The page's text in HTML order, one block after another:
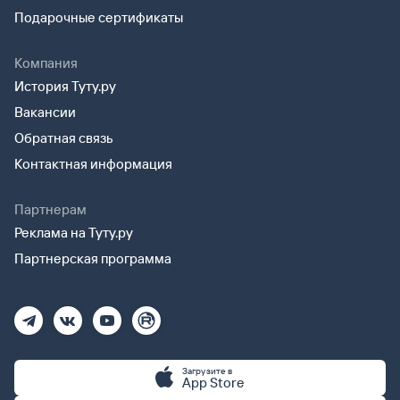
Подарочные сертификаты
Компания
История Туту.ру
Вакансии
Обратная связь
Контактная информация
Партнерам
Реклама на Туту.ру
Партнерская программа
Загрузите в
App Store